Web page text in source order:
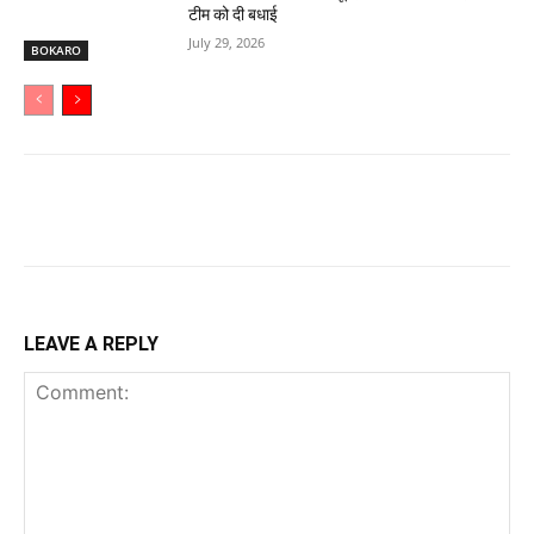
BOKARO
टीम को दी बधाई
July 29, 2026
LEAVE A REPLY